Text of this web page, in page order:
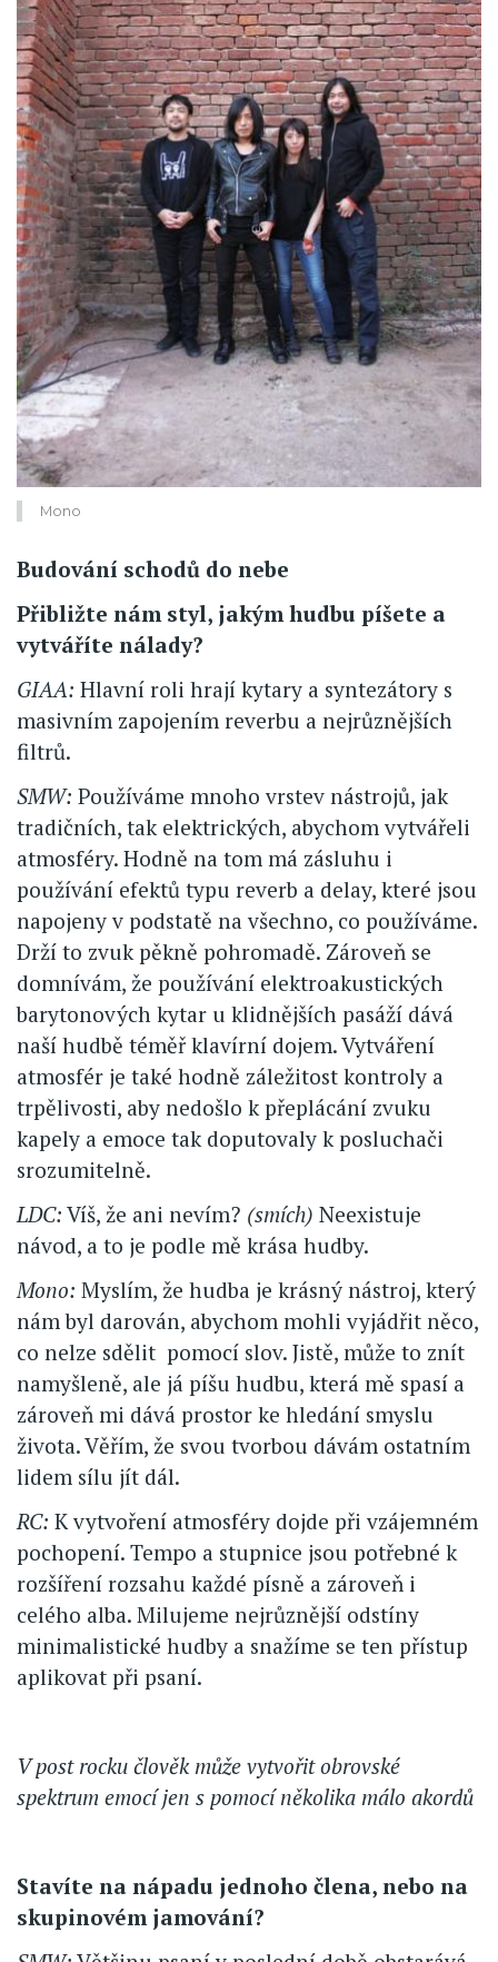
Mono
Budování schodů do nebe
Přibližte nám styl, jakým hudbu píšete a
vytváříte nálady?
GIAA: Hlavní roli hrají kytary a syntezátory s
masivním zapojením reverbu a nejrůznějších
filtrů.
SMW: Používáme mnoho vrstev nástrojů, jak
tradičních, tak elektrických, abychom vytvářeli
atmosféry. Hodně na tom má zásluhu i
používání efektů typu reverb a delay, které jsou
napojeny v podstatě na všechno, co používáme.
Drží to zvuk pěkně pohromadě. Zároveň se
domnívám, že používání elektroakustických
barytonových kytar u klidnějších pasáží dává
naší hudbě téměř klavírní dojem. Vytváření
atmosfér je také hodně záležitost kontroly a
trpělivosti, aby nedošlo k přeplácání zvuku
kapely a emoce tak doputovaly k posluchači
srozumitelně.
LDC: Víš, že ani nevím? (smích) Neexistuje
návod, a to je podle mě krása hudby.
Mono: Myslím, že hudba je krásný nástroj, který
nám byl darován, abychom mohli vyjádřit něco,
co nelze sdělit pomocí slov. Jistě, může to znít
namyšleně, ale já píšu hudbu, která mě spasí a
zároveň mi dává prostor ke hledání smyslu
života. Věřím, že svou tvorbou dávám ostatním
lidem sílu jít dál.
RC: K vytvoření atmosféry dojde při vzájemném
pochopení. Tempo a stupnice jsou potřebné k
rozšíření rozsahu každé písně a zároveň i
celého alba. Milujeme nejrůznější odstíny
minimalistické hudby a snažíme se ten přístup
aplikovat při psaní.
V post rocku člověk může vytvořit obrovské
spektrum emocí jen s pomocí několika málo akordů
Stavíte na nápadu jednoho člena, nebo na
skupinovém jamování?